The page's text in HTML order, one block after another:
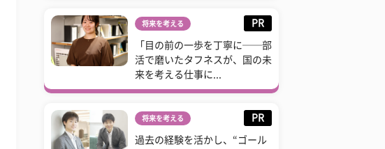
将来を考える PR
「目の前の一歩を丁寧に──部
活で磨いたタフネスが、国の未
来を考える仕事に...
将来を考える PR
過去の経験を活かし、“ゴール